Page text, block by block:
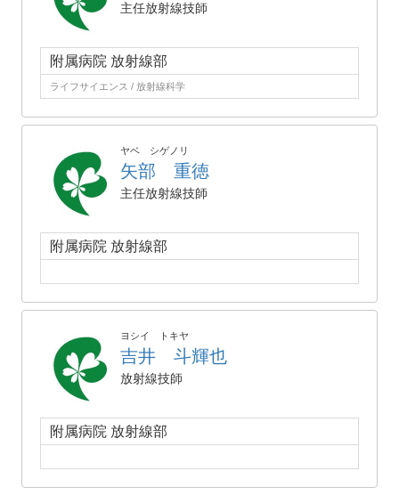
主任放射線技師
附属病院 放射線部
ライフサイエンス / 放射線科学
ヤベ シゲノリ
矢部 重徳
主任放射線技師
附属病院 放射線部
ヨシイ トキヤ
吉井 斗輝也
放射線技師
附属病院 放射線部